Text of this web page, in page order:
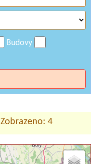
Budovy
Zobrazeno: 4